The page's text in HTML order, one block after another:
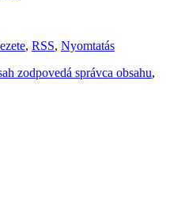
, RSS, Nyomtatás
zodpovedá správca obsahu,